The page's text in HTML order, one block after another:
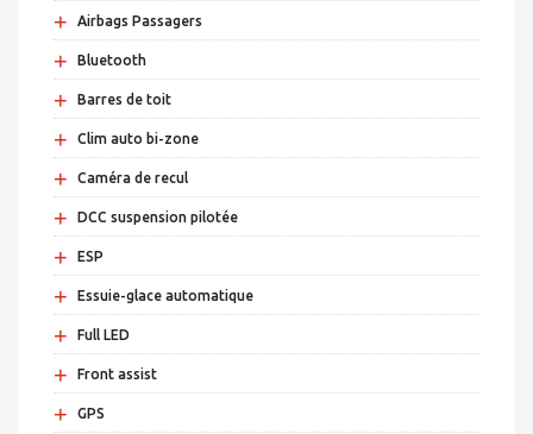
+ Airbags Passagers
+ Bluetooth
+ Barres de toit
+ Clim auto bi-zone
+ Caméra de recul
+ DCC suspension pilotée
+ ESP
+ Essuie-glace automatique
+ Full LED
+ Front assist
+ GPS